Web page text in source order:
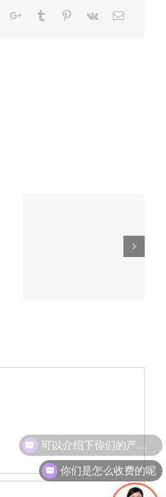
Whatsapp
Google+Tumblr Pinterest
Vk Email
车载电路板如何应
可以介绍下你们的产品么
你们是怎么收费的呢